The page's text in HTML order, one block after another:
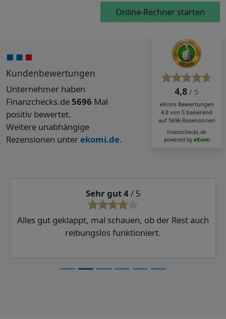
Online-Rechner starten
Kundenbewertungen
Unternehmer haben
Finanzchecks.de 5696 Mal
positiv bewertet.
Weitere unabhängige
Rezensionen unterekomi.de.
Sehr gut 4/ 5
Alles gut geklappt, mal schauen, ob der Rest auch
reibungslos funktioniert.
4,8 / 5
eKomi Bewertungen
4.8 von 5 basierend
auf 5696Rezensionen
Finanzchecks.de
powered by eKomi